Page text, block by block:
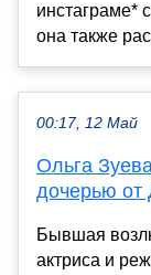
инстаграме*
она также
00:17, 12 Май
Ольга
дочерью от
Бывшая
актриса и